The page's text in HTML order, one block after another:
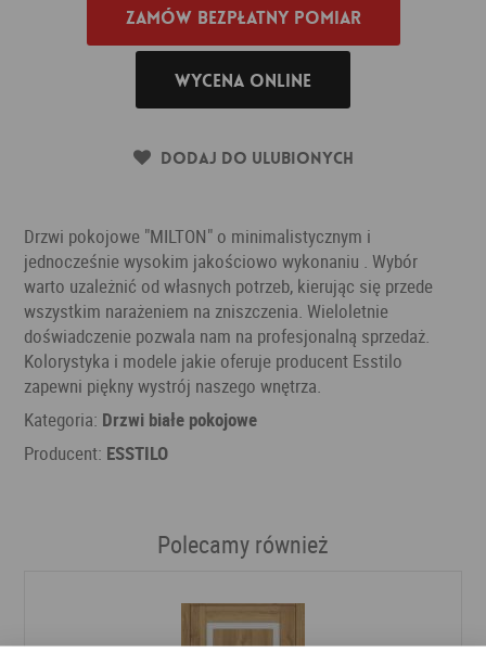
Zamów bezpłatny pomiar
Wycena online
Dodaj do ulubionych
Drzwi pokojowe "MILTON" o minimalistycznym i
jednocześnie wysokim jakościowo wykonaniu . Wybór
warto uzależnić od własnych potrzeb, kierując się przede
wszystkim narażeniem na zniszczenia. Wieloletnie
doświadczenie pozwala nam na profesjonalną sprzedaż.
Kolorystyka i modele jakie oferuje producent Esstilo
zapewni piękny wystrój naszego wnętrza.
Kategoria: Drzwi białe pokojowe
Producent: ESSTILO
Polecamy również